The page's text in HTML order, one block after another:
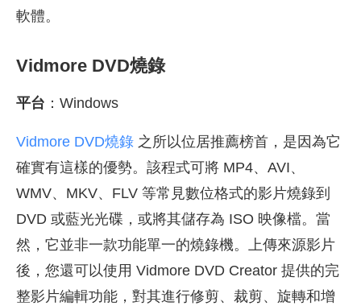
軟體。
Vidmore DVD燒錄
平台 ：Windows
Vidmore DVD燒錄 之所以位居推薦榜首，是因為它
確實有這樣的優勢。該程式可將 MP4、AVI、
WMV、MKV、FLV 等常見數位格式的影片燒錄到
DVD 或藍光光碟，或將其儲存為 ISO 映像檔。當
然，它並非一款功能單一的燒錄機。上傳來源影片
後，您還可以使用 Vidmore DVD Creator 提供的完
整影片編輯功能，對其進行修剪、裁剪、旋轉和增